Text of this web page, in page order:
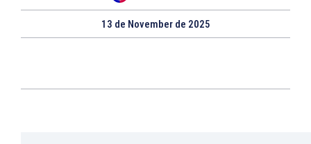
13 de November de 2025